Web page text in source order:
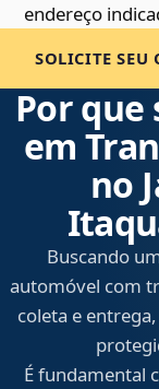
endereço
SOLICITE SEU
Por que
em
no
Buscando
automóvel com
coleta e
É fundamental